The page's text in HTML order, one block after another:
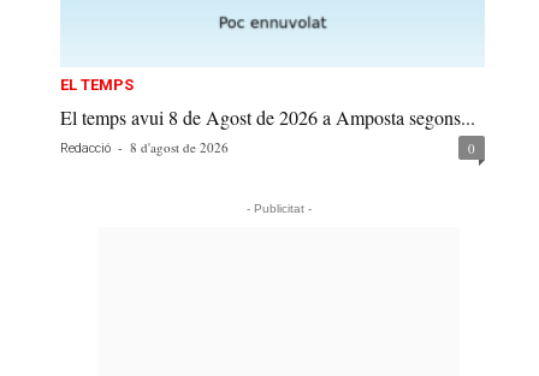
EL TEMPS
El temps avui 8 de Agost de 2026 a Amposta segons...
Redacció - 8 d'agost de 2026 0
- Publicitat -